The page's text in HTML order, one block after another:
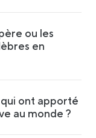
ou les
en
ont apporté
au monde ?